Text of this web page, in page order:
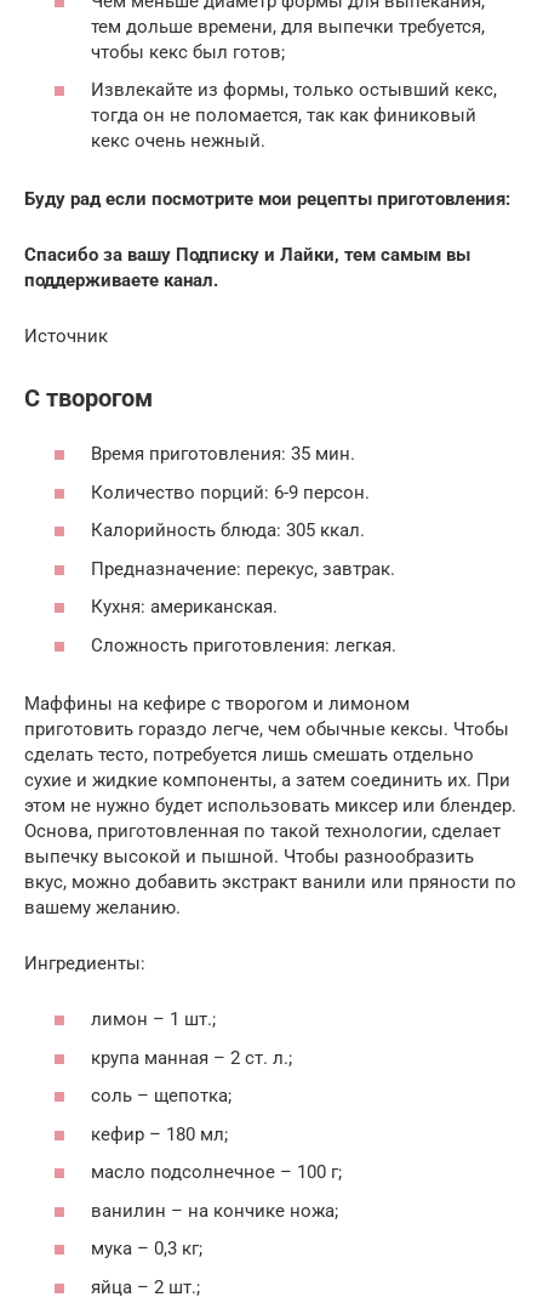
тем дольше времени, для выпечки требуется,
чтобы кекс был готов;
Извлекайте из формы, только остывший кекс,
тогда он не поломается, так как финиковый
кекс очень нежный.
Буду рад если посмотрите мои рецепты приготовления:
Спасибо за вашу Подписку и Лайки, тем самым вы
поддерживаете канал.
Источник
С творогом
Время приготовления: 35 мин.
Количество порций: 6-9 персон.
Калорийность блюда: 305 ккал.
Предназначение: перекус, завтрак.
Кухня: американская.
Сложность приготовления: легкая.
Маффины на кефире с творогом и лимоном
приготовить гораздо легче, чем обычные кексы. Чтобы
сделать тесто, потребуется лишь смешать отдельно
сухие и жидкие компоненты, а затем соединить их. При
этом не нужно будет использовать миксер или блендер.
Основа, приготовленная по такой технологии, сделает
выпечку высокой и пышной. Чтобы разнообразить
вкус, можно добавить экстракт ванили или пряности по
вашему желанию.
Ингредиенты:
лимон – 1 шт.;
крупа манная – 2 ст. л.;
соль – щепотка;
кефир – 180 мл;
масло подсолнечное – 100 г;
ванилин – на кончике ножа;
мука – 0,3 кг;
яйца – 2 шт.;